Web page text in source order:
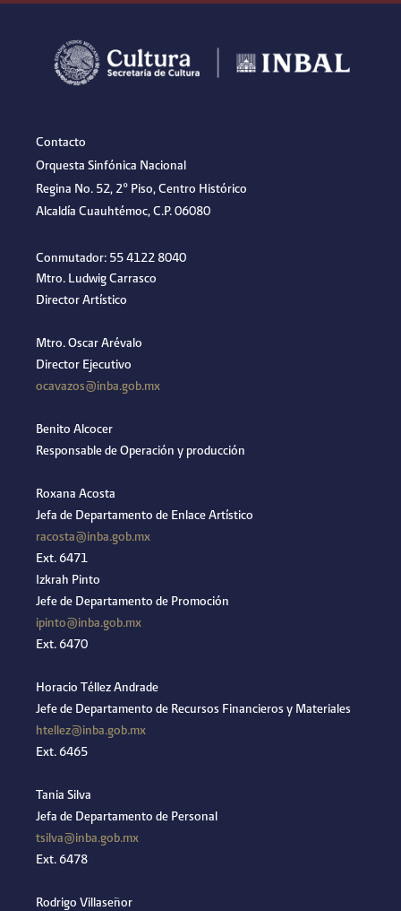
Contacto
Orquesta Sinfónica Nacional
Regina No. 52, 2º Piso, Centro Histórico
Alcaldía Cuauhtémoc, C.P. 06080
Conmutador: 55 4122 8040
Mtro. Ludwig Carrasco
Director Artístico
Mtro. Oscar Arévalo
Director Ejecutivo
ocavazos@inba.gob.mx
Benito Alcocer
Responsable de Operación y producción
Roxana Acosta
Jefa de Departamento de Enlace Artístico
racosta@inba.gob.mx
Ext. 6471
Izkrah Pinto
Jefe de Departamento de Promoción
ipinto@inba.gob.mx
Ext. 6470
Horacio Téllez Andrade
Jefe de Departamento de Recursos Financieros y Materiales
htellez@inba.gob.mx
Ext. 6465
Tania Silva
Jefa de Departamento de Personal
tsilva@inba.gob.mx
Ext. 6478
Rodrigo Villaseñor